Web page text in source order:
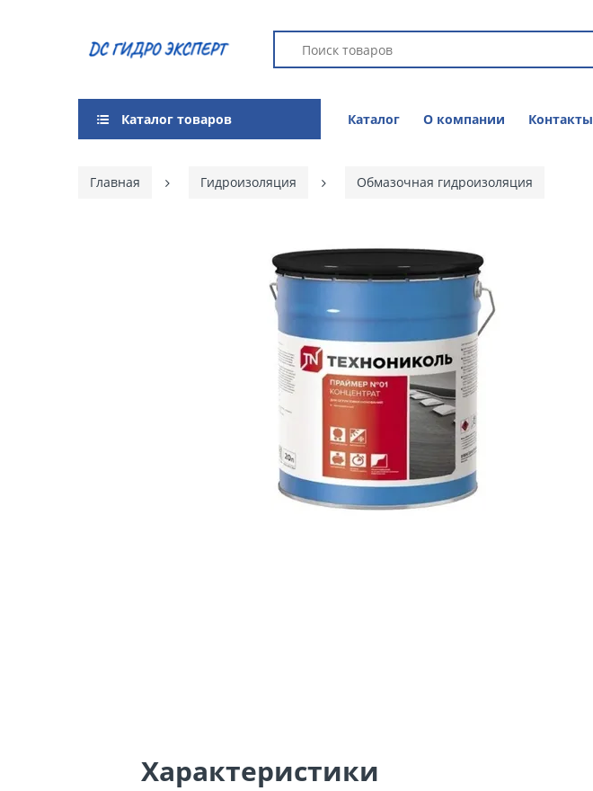
Каталог товаров Каталог О компании Контакты
Главная Гидроизоляция Обмазочная гидроизоляция
Характеристики